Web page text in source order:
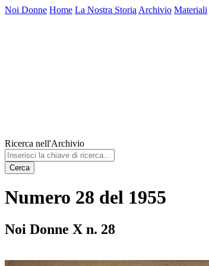
Noi Donne Home La Nostra Storia Archivio Materiali
Ricerca nell'Archivio
Cerca
Numero 28 del 1955
Noi Donne X n. 28